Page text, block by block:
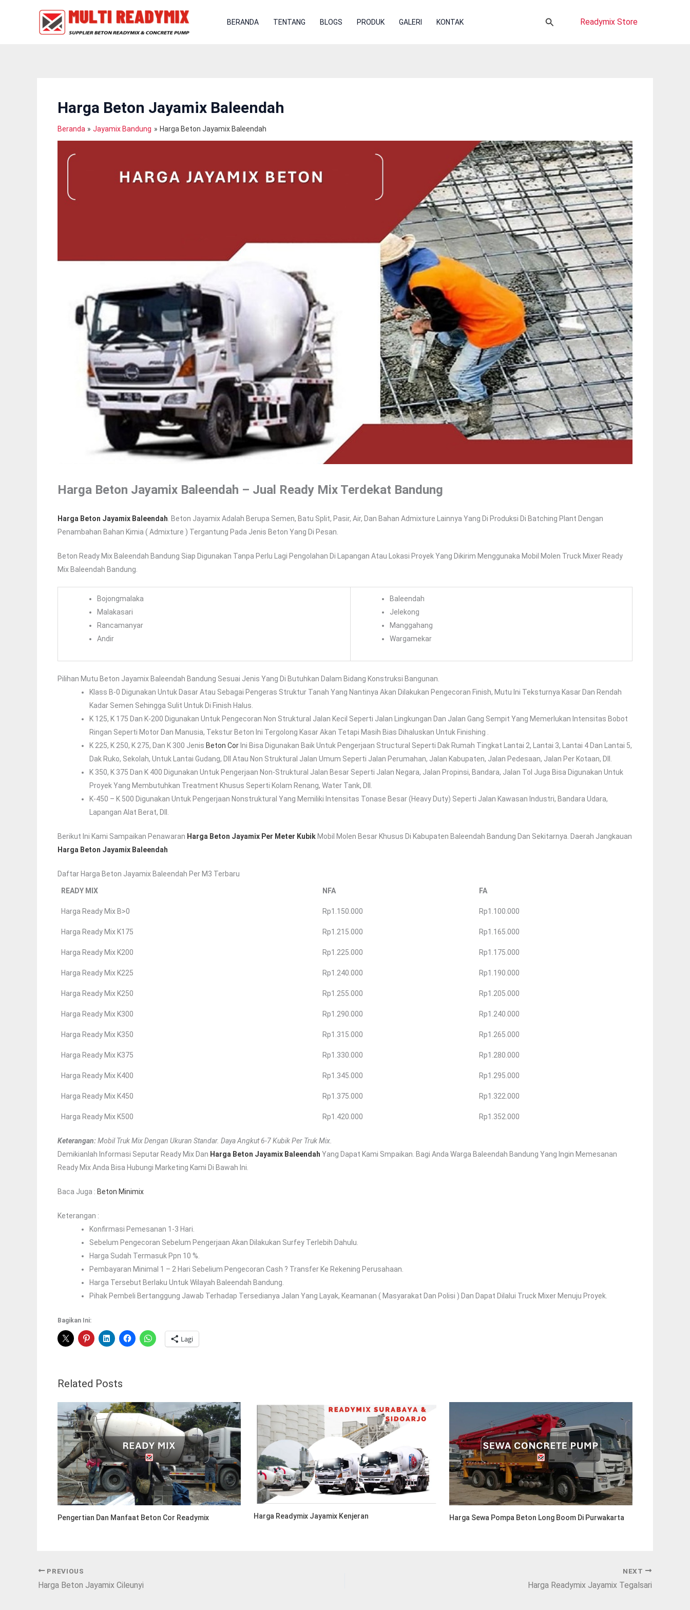
BERANDA TENTANG BLOGS PRODUK GALERI KONTAK Cari Readymix Store
Harga Beton Jayamix Baleendah
Beranda Jayamix Bandung Harga Beton Jayamix Baleendah
Harga Beton Jayamix Baleendah – Jual Ready Mix Terdekat Bandung
Harga Beton Jayamix Baleendah . Beton Jayamix Adalah Berupa Semen, Batu Split, Pasir, Air, Dan Bahan Admixture Lainnya Yang Di Produksi Di Batching Plant Dengan
Penambahan Bahan Kimia ( Admixture ) Tergantung Pada Jenis Beton Yang Di Pesan.
Beton Ready Mix Baleendah Bandung Siap Digunakan Tanpa Perlu Lagi Pengolahan Di Lapangan Atau Lokasi Proyek Yang Dikirim Menggunaka Mobil Molen Truck Mixer Ready
Mix Baleendah Bandung.
Bojongmalaka
Malakasari
Rancamanyar
Andir
Baleendah
Jelekong
Manggahang
Wargamekar
Pilihan Mutu Beton Jayamix Baleendah Bandung Sesuai Jenis Yang Di Butuhkan Dalam Bidang Konstruksi Bangunan.
Klass B-0 Digunakan Untuk Dasar Atau Sebagai Pengeras Struktur Tanah Yang Nantinya Akan Dilakukan Pengecoran Finish, Mutu Ini Teksturnya Kasar Dan Rendah
Kadar Semen Sehingga Sulit Untuk Di Finish Halus.
K 125, K 175 Dan K-200 Digunakan Untuk Pengecoran Non Struktural Jalan Kecil Seperti Jalan Lingkungan Dan Jalan Gang Sempit Yang Memerlukan Intensitas Bobot
Ringan Seperti Motor Dan Manusia, Tekstur Beton Ini Tergolong Kasar Akan Tetapi Masih Bias Dihaluskan Untuk Finishing .
K 225, K 250, K 275, Dan K 300 Jenis Beton Cor Ini Bisa Digunakan Baik Untuk Pengerjaan Structural Seperti Dak Rumah Tingkat Lantai 2, Lantai 3, Lantai 4 Dan Lantai 5,
Dak Ruko, Sekolah, Untuk Lantai Gudang, Dll Atau Non Struktural Jalan Umum Seperti Jalan Perumahan, Jalan Kabupaten, Jalan Pedesaan, Jalan Per Kotaan, Dll.
K 350, K 375 Dan K 400 Digunakan Untuk Pengerjaan Non-Struktural Jalan Besar Seperti Jalan Negara, Jalan Propinsi, Bandara, Jalan Tol Juga Bisa Digunakan Untuk
Proyek Yang Membutuhkan Treatment Khusus Seperti Kolam Renang, Water Tank, Dll.
K-450 – K 500 Digunakan Untuk Pengerjaan Nonstruktural Yang Memiliki Intensitas Tonase Besar (heavy Duty) Seperti Jalan Kawasan Industri, Bandara Udara,
Lapangan Alat Berat, Dll.
Berikut Ini Kami Sampaikan Penawaran Harga Beton Jayamix Per Meter Kubik Mobil Molen Besar Khusus Di Kabupaten Baleendah Bandung Dan Sekitarnya. Daerah Jangkauan
Harga Beton Jayamix Baleendah
Daftar Harga Beton Jayamix Baleendah Per M3 Terbaru
READY MIX NFA FA
Harga Ready Mix B>0 Rp1.150.000 Rp1.100.000
Harga Ready Mix K175 Rp1.215.000 Rp1.165.000
Harga Ready Mix K200 Rp1.225.000 Rp1.175.000
Harga Ready Mix K225 Rp1.240.000 Rp1.190.000
Harga Ready Mix K250 Rp1.255.000 Rp1.205.000
Harga Ready Mix K300 Rp1.290.000 Rp1.240.000
Harga Ready Mix K350 Rp1.315.000 Rp1.265.000
Harga Ready Mix K375 Rp1.330.000 Rp1.280.000
Harga Ready Mix K400 Rp1.345.000 Rp1.295.000
Harga Ready Mix K450 Rp1.375.000 Rp1.322.000
Harga Ready Mix K500 Rp1.420.000 Rp1.352.000
Keterangan:Mobil Truk Mix Dengan Ukuran Standar. Daya Angkut 6-7 Kubik Per Truk Mix.
Demikianlah Informasi Seputar Ready Mix Dan Harga Beton Jayamix Baleendah Yang Dapat Kami Smpaikan. Bagi Anda Warga Baleendah Bandung Yang Ingin Memesanan
Ready Mix Anda Bisa Hubungi Marketing Kami Di Bawah Ini.
Baca Juga : Beton Minimix
Keterangan :
Konfirmasi Pemesanan 1-3 Hari.
Sebelum Pengecoran Sebelum Pengerjaan Akan Dilakukan Surfey Terlebih Dahulu.
Harga Sudah Termasuk Ppn 10 %.
Pembayaran Minimal 1 – 2 Hari Sebelium Pengecoran Cash ? Transfer Ke Rekening Perusahaan.
Harga Tersebut Berlaku Untuk Wilayah Baleendah Bandung.
Pihak Pembeli Bertanggung Jawab Terhadap Tersedianya Jalan Yang Layak, Keamanan ( Masyarakat Dan Polisi ) Dan Dapat Dilalui Truck Mixer Menuju Proyek.
Bagikan Ini:
Lagi
Related Posts
Pengertian Dan Manfaat Beton Cor Readymix Harga Readymix Jayamix Kenjeran Harga Sewa Pompa Beton Long Boom Di Purwakarta
PREVIOUS
Harga Beton Jayamix Cileunyi
NEXT
Harga Readymix Jayamix Tegalsari